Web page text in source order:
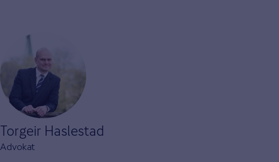
Torgeir Haslestad
Advokat